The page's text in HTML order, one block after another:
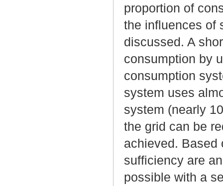
proportion of
the influences of
discussed. A
consumption by
consumption
system uses
system (nearly
the grid can be
achieved. Based
sufficiency are
possible with a